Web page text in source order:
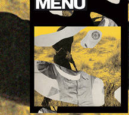
FILM MENU#28